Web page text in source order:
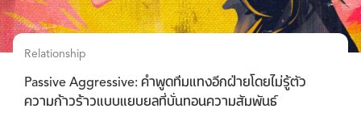
Relationship
Passive Aggressive: คำพูดทิ่มแทงอีกฝ่ายโดยไม่รู้ตัว
ความก้าวร้าวแบบแยบยลที่บั่นทอนความสัมพันธ์